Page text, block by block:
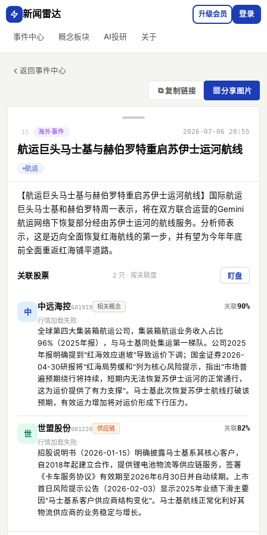
新闻雷达
事件中心 概念板块 AI投研 关于
升级会员 登录
返回事件中心
⧉ 复制链接 ▦分享图片
35 海外事件 2026-07-06 20:55
航运巨头马士基与赫伯罗特重启苏伊士运河航线
航运
【航运巨头马士基与赫伯罗特重启苏伊士运河航线】国际航运
巨头马士基和赫伯罗特周一表示，将在双方联合运营的Gemini
航运网络下恢复部分经由苏伊士运河的航线服务。分析师表
示，这是迈向全面恢复红海航线的第一步，并有望为今年年底
前全面重返红海铺平道路。
关联股票 2 只 · 按关联度 盯盘
中
中远海控601919 相关概念
90%
行情加载失败
全球第四大集装箱航运公司，集装箱航运业务收入占比
96%（2025年报），与马士基同处集运第一梯队。公司2025
年报明确提到"红海效应退坡"导致运价下调；国金证券2026-
04-30研报将"红海局势缓和"列为核心风险提示，指出"市场普
遍预期绕行将持续，短期内无法恢复苏伊士运河的正常通行，
这为运价提供了有力支撑"。马士基此次恢复苏伊士航线打破该
预期，有效运力增加将对运价形成下行压力。
世
世盟股份001220 供应链
82%
行情加载失败
招股说明书（2026-01-15）明确披露马士基系其核心客户，
自2018年起建立合作，提供锂电池物流等供应链服务，签署
《卡车服务协议》有效期至2026年6月30日并自动续期。上市
首日风险提示公告（2026-02-03）显示2025年业绩下滑主要
因"马士基系客户供应商结构变化"。马士基航线正常化利好其
物流供应商的业务稳定与增长。